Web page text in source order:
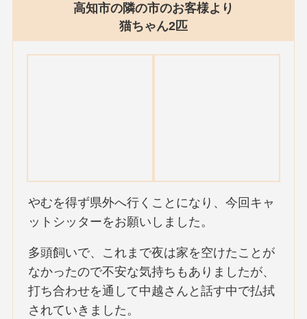
高知市の隣の市のお客様より
猫ちゃん2匹
やむを得ず県外へ行くことになり、今回キャ
ットシッターをお願いしました。
多頭飼いで、これまで夜は家を空けたことが
なかったので不安な気持ちもありましたが、
打ち合わせを通して中越さんと話す中で払拭
されていきました。